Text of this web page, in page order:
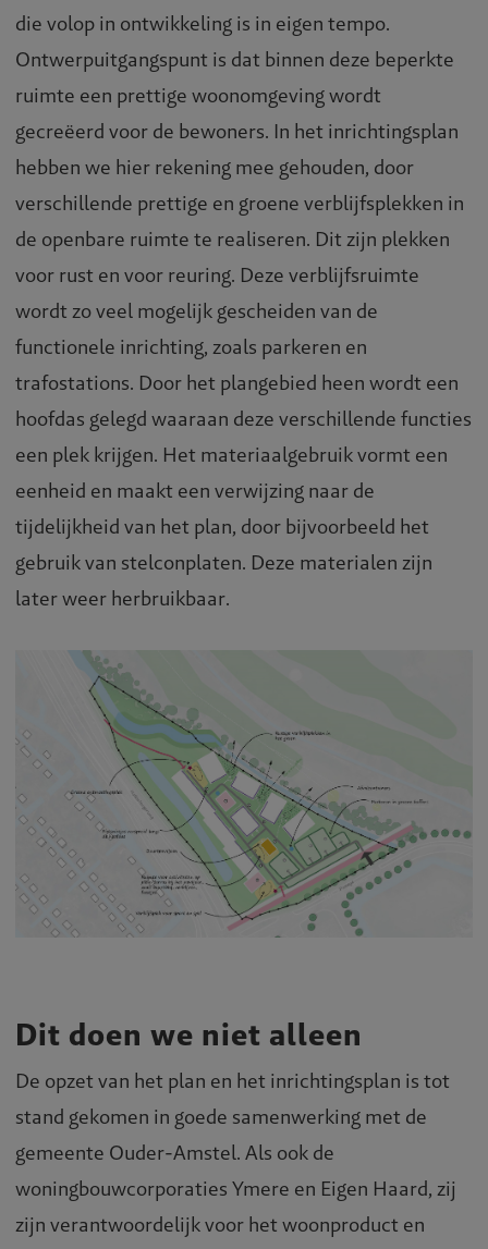
die volop in ontwikkeling is in eigen tempo.
Ontwerpuitgangspunt is dat binnen deze beperkte
ruimte een prettige woonomgeving wordt
gecreëerd voor de bewoners. In het inrichtingsplan
hebben we hier rekening mee gehouden, door
verschillende prettige en groene verblijfsplekken in
de openbare ruimte te realiseren. Dit zijn plekken
voor rust en voor reuring. Deze verblijfsruimte
wordt zo veel mogelijk gescheiden van de
functionele inrichting, zoals parkeren en
trafostations. Door het plangebied heen wordt een
hoofdas gelegd waaraan deze verschillende functies
een plek krijgen. Het materiaalgebruik vormt een
eenheid en maakt een verwijzing naar de
tijdelijkheid van het plan, door bijvoorbeeld het
gebruik van stelconplaten. Deze materialen zijn
later weer herbruikbaar.
Dit doen we niet alleen
De opzet van het plan en het inrichtingsplan is tot
stand gekomen in goede samenwerking met de
gemeente Ouder-Amstel. Als ook de
woningbouwcorporaties Ymere en Eigen Haard, zij
zijn verantwoordelijk voor het woonproduct en